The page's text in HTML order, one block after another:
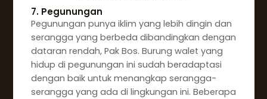
7. Pegunungan
Pegunungan punya iklim yang lebih dingin dan
serangga yang berbeda dibandingkan dengan
dataran rendah, Pak Bos. Burung walet yang
hidup di pegunungan ini sudah beradaptasi
dengan baik untuk menangkap serangga-
serangga yang ada di lingkungan ini. Beberapa